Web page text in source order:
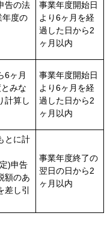
告の法
年度の
事業年度開始日
より6ヶ月を経
過した日から2
ヶ月以内
6ヶ月
みな
計算し
事業年度開始日
より6ヶ月を経
過した日から2
ヶ月以内
とに計
)申告
額のあ
し引
事業年度終了の
翌日の日から2
ヶ月以内